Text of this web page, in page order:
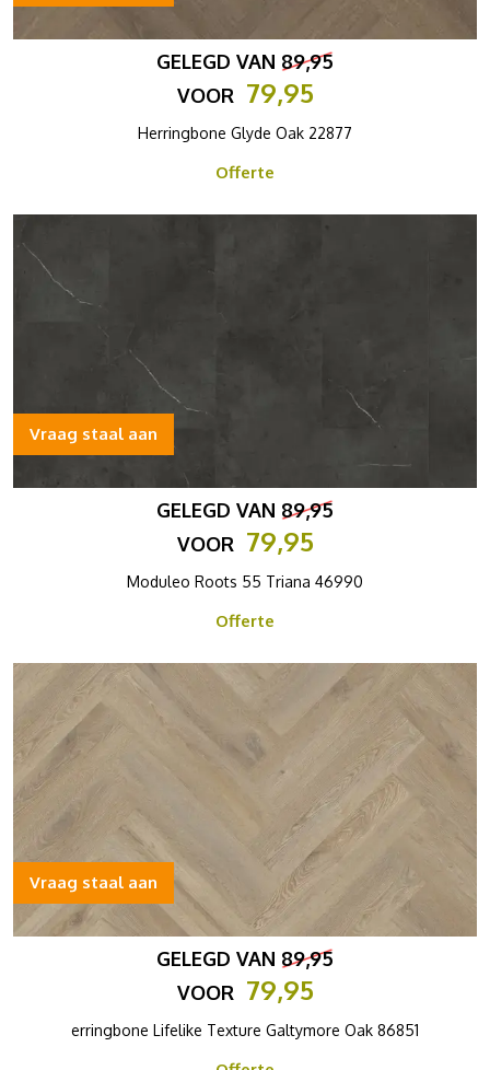
GELEGD VAN 89,95
VOOR 79,95
Herringbone Glyde Oak 22877
Offerte
GELEGD VAN 89,95
VOOR 79,95
Moduleo Roots 55 Triana 46990
Offerte
Vraag staal aan
GELEGD VAN 89,95
VOOR 79,95
erringbone Lifelike Texture Galtymore Oak 86851
Vraag staal aan